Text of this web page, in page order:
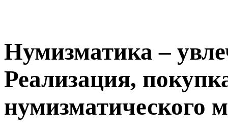
Нумизматика –
Реализация,
нумизматического